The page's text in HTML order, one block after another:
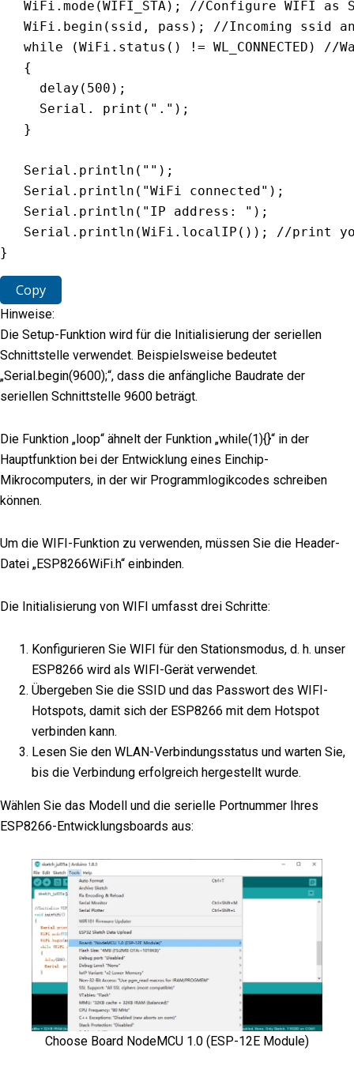
   WiFi
. mode (WIFI_STA) ;
//Configure WIFI as
   WiFi
. begin ( ssid , pass ) ;
//Incoming ssid
while
(WiFi . status ( ) != WL_CONNECTED )
//
{
delay ( 500 ) ;
     Serial
. print ( "." ) ;
}
   Serial
. println ( "" ) ;
   Serial
. println ( "WiFi connected" ) ;
   Serial
. println ( "IP address: " ) ;
   Serial
. println (WiFi . localIP ( ) ) ;
//print
}
Copy
Hinweise:
Die Setup-Funktion wird für die Initialisierung der seriellen
Schnittstelle verwendet. Beispielsweise bedeutet
„Serial.begin(9600);“, dass die anfängliche Baudrate der
seriellen Schnittstelle 9600 beträgt.
Die Funktion „loop“ ähnelt der Funktion „while(1){}“ in der
Hauptfunktion bei der Entwicklung eines Einchip-
Mikrocomputers, in der wir Programmlogikcodes schreiben
können.
Um die WIFI-Funktion zu verwenden, müssen Sie die Header-
Datei „ESP8266WiFi.h“ einbinden.
Die Initialisierung von WIFI umfasst drei Schritte:
Konfigurieren Sie WIFI für den Stationsmodus, d. h. unser
ESP8266 wird als WIFI-Gerät verwendet.
Übergeben Sie die SSID und das Passwort des WIFI-
Hotspots, damit sich der ESP8266 mit dem Hotspot
verbinden kann.
Lesen Sie den WLAN-Verbindungsstatus und warten Sie,
bis die Verbindung erfolgreich hergestellt wurde.
Wählen Sie das Modell und die serielle Portnummer Ihres
ESP8266-Entwicklungsboards aus:
Choose Board NodeMCU 1.0 (ESP-12E Module)